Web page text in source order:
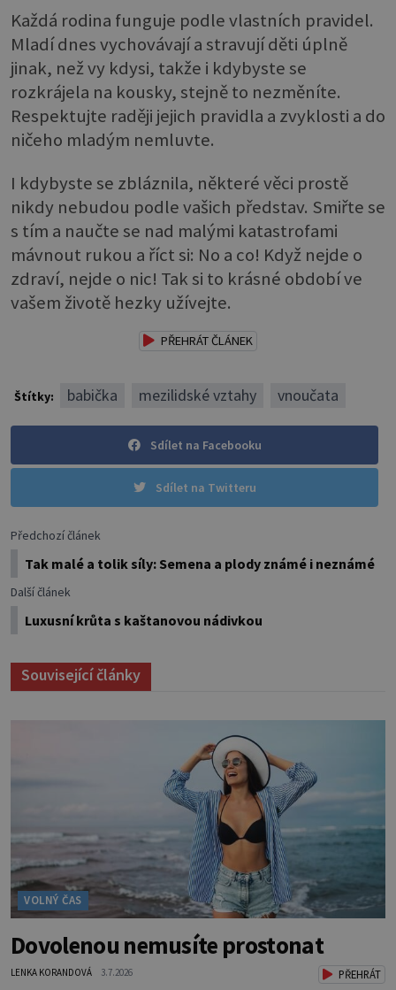
Každá rodina funguje podle vlastních pravidel.
Mladí dnes vychovávají a stravují děti úplně
jinak, než vy kdysi, takže i kdybyste se
rozkrájela na kousky, stejně to nezměníte.
Respektujte raději jejich pravidla a zvyklosti a do
ničeho mladým nemluvte.
I kdybyste se zbláznila, některé věci prostě
nikdy nebudou podle vašich představ. Smiřte se
s tím a naučte se nad malými katastrofami
mávnout rukou a říct si: No a co! Když nejde o
zdraví, nejde o nic! Tak si to krásné období ve
vašem životě hezky užívejte.
PŘEHRÁT ČLÁNEK
Štítky: babička mezilidské vztahy vnoučata
Sdílet na Facebooku
Sdílet na Twitteru
Předchozí článek
Tak malé a tolik síly: Semena a plody známé i neznámé
Další článek
Luxusní krůta s kaštanovou nádivkou
Související články
VOLNÝ ČAS
Dovolenou nemusíte prostonat
LENKA KORANDOVÁ 3.7.2026 PŘEHRÁT